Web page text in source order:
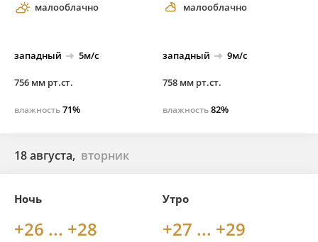
малооблачно
западный 5м/с
756 мм рт.ст.
влажность71%
малооблачно
западный 9м/с
758 мм рт.ст.
влажность82%
18 августа, вторник
Ночь
+26 ... +28
Утро
+27 ... +29